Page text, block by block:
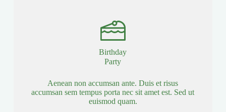
Birthday
Party
Aenean non accumsan ante. Duis et risus
accumsan sem tempus porta nec sit amet est. Sed ut
euismod quam.